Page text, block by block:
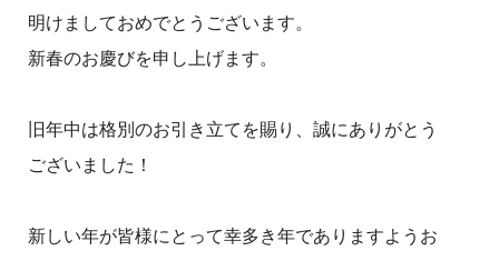
明けましておめでとうございます。
新春のお慶びを申し上げます。
旧年中は格別のお引き立てを賜り、誠にありがとう
ございました！
新しい年が皆様にとって幸多き年でありますようお